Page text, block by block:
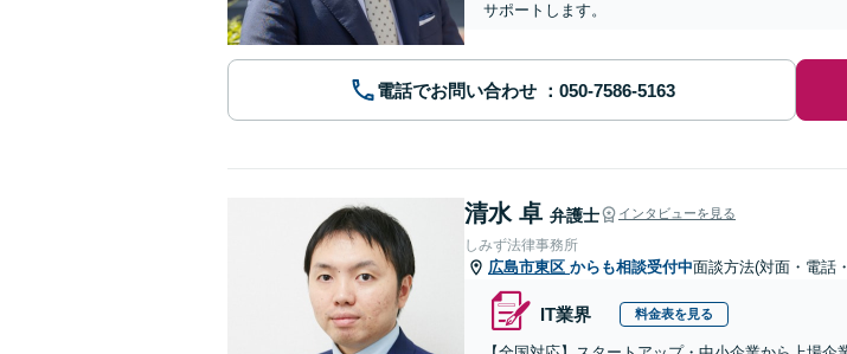
サポートします。
電話でお問い合わせ
清水 卓 弁護士 インタビューを見る
しみず法律事務所
広島市東区 からも相談受付中面談方法(対面・電話
IT業界 料金表を見る